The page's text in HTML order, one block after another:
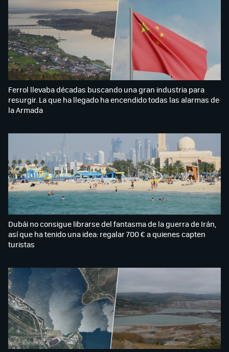
Ferrol llevaba décadas buscando una gran industria para
resurgir. La que ha llegado ha encendido todas las alarmas de
la Armada
Dubái no consigue librarse del fantasma de la guerra de Irán,
así que ha tenido una idea: regalar 700 € a quienes capten
turistas